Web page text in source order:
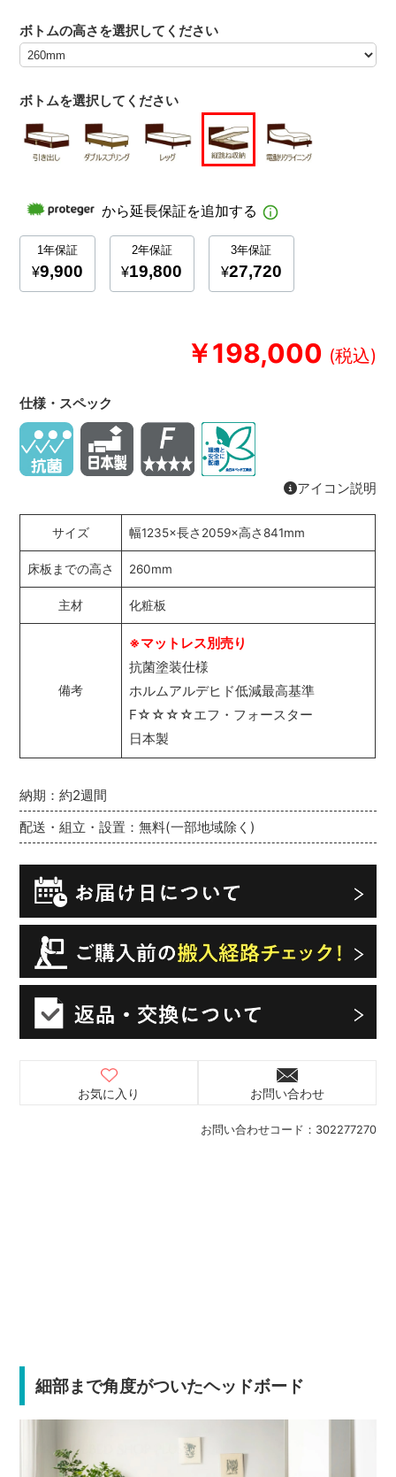
￥198,000
お問い合わせコード： 302277270
納期：約2週間
配送・組立・設置：無料(一部地域除く)
ボトムの高さを選択してください
ボトムを選択してください
お気に入り お問い合わせ
細部まで角度がついたヘッドボード
仕様・スペック
アイコン説明
サイズ 幅1235×長さ2059×高さ841mm
床板までの高さ 260mm
主材 化粧板
備考
※マットレス別売り
抗菌塗装仕様
ホルムアルデヒド低減最高基準
F☆☆☆☆エフ・フォースター
日本製